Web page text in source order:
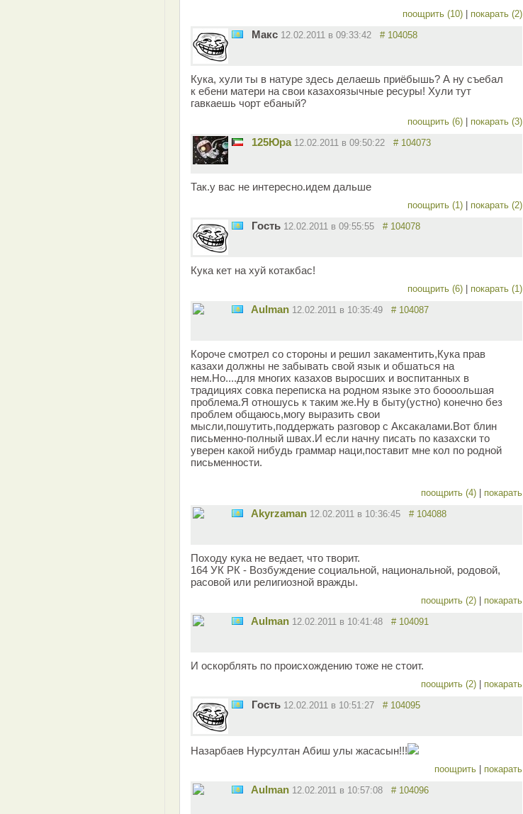
поощрить (10) покарать (2)
Макс 12.02.2011 в 09:33:42 # 104058
Кука, хули ты в натуре здесь делаешь приёбышь? А ну съебал
к ебени матери на свои казахоязычные ресуры! Хули тут
гавкаешь чорт ебаный?
поощрить (6) покарать (3)
125Юра 12.02.2011 в 09:50:22 # 104073
Так.у вас не интересно.идем дальше
поощрить (1) покарать (2)
Гость 12.02.2011 в 09:55:55 # 104078
Кука кет на хуй котакбас!
поощрить (6) покарать (1)
Aulman 12.02.2011 в 10:35:49 # 104087
Короче смотрел со стороны и решил закаментить,Кука прав
казахи должны не забывать свой язык и обшаться на
нем.Но....для многих казахов выросших и воспитанных в
традициях совка переписка на родном языке это боооольшая
проблема.Я отношусь к таким же.Ну в быту(устно) конечно без
проблем общаюсь,могу выразить свои
мысли,пошутить,поддержать разговор с Аксакалами.Вот блин
письменно-полный швах.И если начну писать по казахски то
уверен какой нибудь граммар наци,поставит мне кол по родной
письменности.
поощрить (4) покарать
Akyrzaman 12.02.2011 в 10:36:45 # 104088
Походу кука не ведает, что творит.
164 УК РК - Возбуждение социальной, национальной, родовой,
расовой или религиозной вражды.
поощрить (2) покарать
Aulman 12.02.2011 в 10:41:48 # 104091
И оскорблять по происхождению тоже не стоит.
поощрить (2) покарать
Гость 12.02.2011 в 10:51:27 # 104095
Назарбаев Нурсултан Абиш улы жасасын!!!
поощрить покарать
Aulman 12.02.2011 в 10:57:08 # 104096